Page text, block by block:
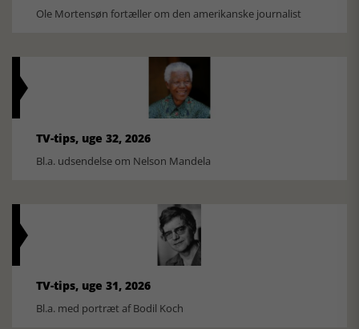
Ole Mortensøn fortæller om den amerikanske journalist
TV-tips, uge 32, 2026
Bl.a. udsendelse om Nelson Mandela
TV-tips, uge 31, 2026
Bl.a. med portræt af Bodil Koch